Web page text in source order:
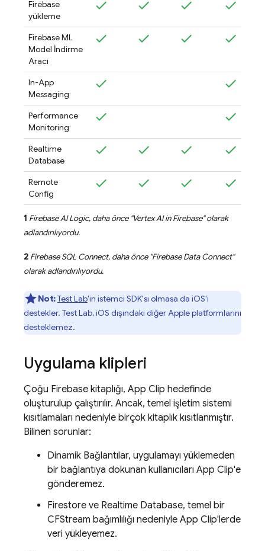
Firebase
yükleme
Firebase ML
Model İndirme
Aracı
In-App
Messaging
Performance
Monitoring
Realtime
Database
Remote
Config
1 Firebase AI Logic, daha önce "Vertex AI in Firebase" olarak
adlandırılıyordu.
2 Firebase SQL Connect, daha önce "Firebase Data Connect"
olarak adlandırılıyordu.
Not:Test Lab'in istemci SDK'sı olmasa da iOS'i
destekler. Test Lab, iOS dışındaki diğer Apple platformlarını
desteklemez.
Uygulama klipleri
Çoğu Firebase kitaplığı, App Clip hedefinde
oluşturulup çalıştırılır. Ancak, temel işletim sistemi
kısıtlamaları nedeniyle birçok kitaplık kısıtlanmıştır.
Bilinen sorunlar:
Dinamik Bağlantılar, uygulamayı yüklemeden
bir bağlantıya dokunan kullanıcıları App Clip'e
gönderemez.
Firestore ve Realtime Database, temel bir
CFStream bağımlılığı nedeniyle App Clip'lerde
veri yükleyemez.